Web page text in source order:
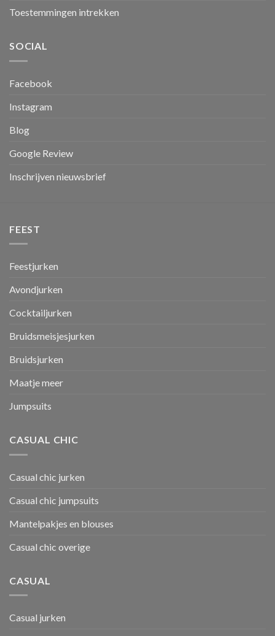
Toestemmingen intrekken
SOCIAL
Facebook
Instagram
Blog
Google Review
Inschrijven nieuwsbrief
FEEST
Feestjurken
Avondjurken
Cocktailjurken
Bruidsmeisjesjurken
Bruidsjurken
Maatje meer
Jumpsuits
CASUAL CHIC
Casual chic jurken
Casual chic jumpsuits
Mantelpakjes en blouses
Casual chic overige
CASUAL
Casual jurken